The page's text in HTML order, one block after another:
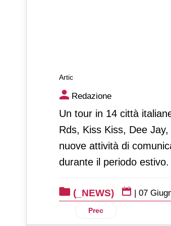
Artic
ArticRedazione
Un tour in 14 città
Rds, Kiss Kiss, Dee
nuove attività di
durante il periodo estivo.
(_NEWS) | 07
Articolo precedente:
Prec